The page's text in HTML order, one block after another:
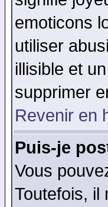
emoticons
utiliser
illisible et
supprimer
Revenir en
Puis-je
Vous
Toutefois, il